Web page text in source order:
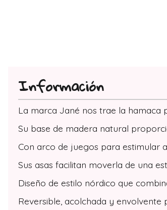
Información
La marca Jané nos trae la hamaca
Su base de madera natural
Con arco de juegos para estimular
Sus asas facilitan moverla de una
Diseño de estilo nórdico que
Reversible, acolchada y